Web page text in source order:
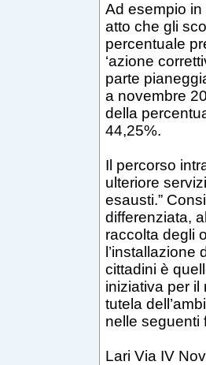
Ad esempio
atto che gli
percentuale
‘azione
parte
a novembre
della
44,25%.
Il percorso
ulteriore
esausti.”
differenziata,
raccolta degli
l’installazione
cittadini è
iniziativa per il
tutela
nelle seguenti
Lari Via IV